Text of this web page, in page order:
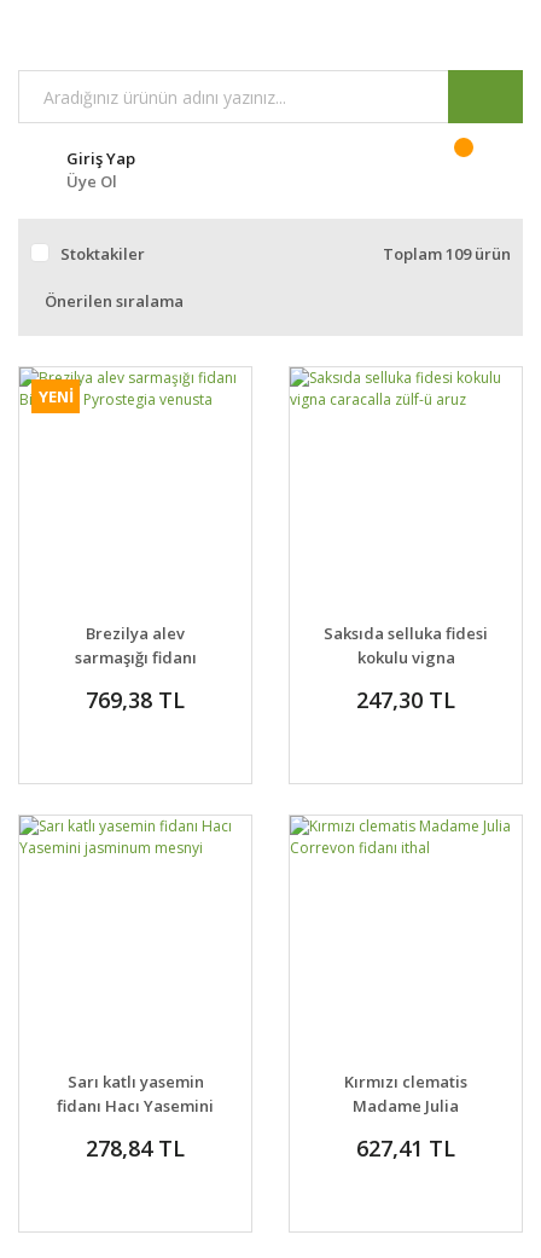
Giriş Yap
Üye Ol
Stoktakiler Toplam 109 ürün
YENİ
Brezilya alev
sarmaşığı fidanı
venusta
769,38 TL
Saksıda selluka fidesi
kokulu vigna
247,30 TL
Sarı katlı yasemin
fidanı Hacı Yasemini
278,84 TL
Kırmızı clematis
Madame Julia
627,41 TL